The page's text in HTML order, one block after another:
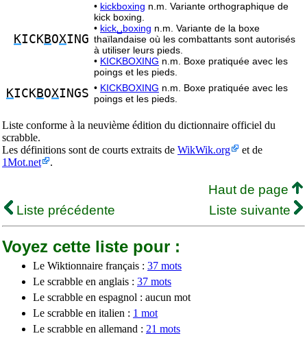
KICKBOXING
• kickboxing n.m. Variante orthographique de
kick boxing.
• kick␣boxing n.m. Variante de la boxe
thaïlandaise où les combattants sont autorisés
à utiliser leurs pieds.
• KICKBOXING n.m. Boxe pratiquée avec les
poings et les pieds.
KICKBOXINGS • KICKBOXING n.m. Boxe pratiquée avec les
poings et les pieds.
Liste conforme à la neuvième édition du dictionnaire officiel du
scrabble.
Les définitions sont de courts extraits de WikWik.org
et de
1Mot.net
.
Haut de page
Liste précédente
Liste suivante
Voyez cette liste pour :
Le Wiktionnaire français : 37 mots
Le scrabble en anglais : 37 mots
Le scrabble en espagnol : aucun mot
Le scrabble en italien : 1 mot
Le scrabble en allemand : 21 mots